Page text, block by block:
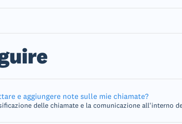
e aggiungere note sulle mie chiamate?
delle chiamate e la comunicazione all'interno